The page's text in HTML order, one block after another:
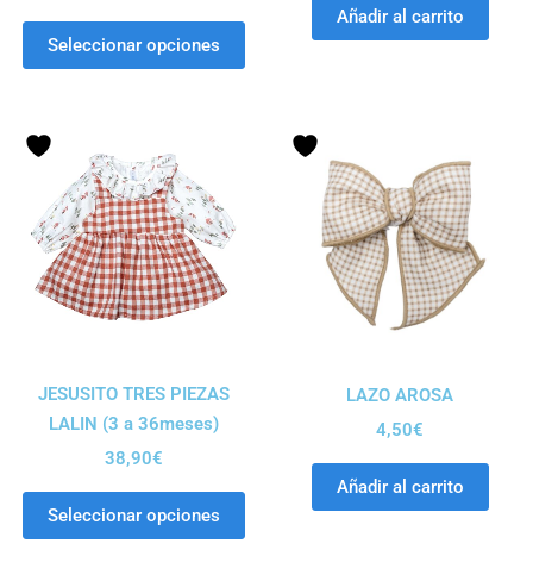
Seleccionar opciones
Añadir al carrito
JESUSITO TRES PIEZAS
LALIN (3 a 36meses)
38,90€
Seleccionar opciones
LAZO AROSA
4,50€
Añadir al carrito